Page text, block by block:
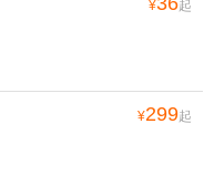
¥ 起
¥299起